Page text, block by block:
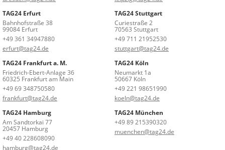
TAG24 Erfurt
Bahnhofstraße 38
99084 Erfurt
+49 361 34947880
erfurt@tag24.de
TAG24 Stuttgart
Curiestraße 2
70563 Stuttgart
+49 711 21952530
stuttgart@tag24.de
TAG24 Frankfurt a. M.
Friedrich-Ebert-Anlage 36
60325 Frankfurt am Main
+49 69 348750580
frankfurt@tag24.de
TAG24 Köln
Neumarkt 1a
50667 Köln
+49 221 98651990
koeln@tag24.de
TAG24 Hamburg
Am Sandtorkai 77
20457 Hamburg
+49 40 228608090
hamburg@tag24.de
TAG24 München
+49 89 215390320
muenchen@tag24.de